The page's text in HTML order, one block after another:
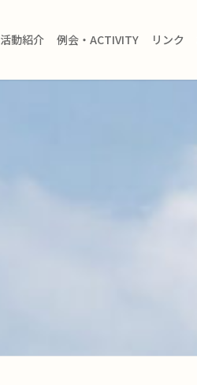
活動紹介 例会・ACTIVITY リンク